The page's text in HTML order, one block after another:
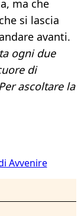
ma che
si lascia
avanti.
ogni due
di
ascoltare la
Avvenire